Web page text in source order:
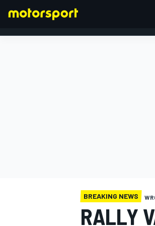
BREAKING NEWS
RALLY